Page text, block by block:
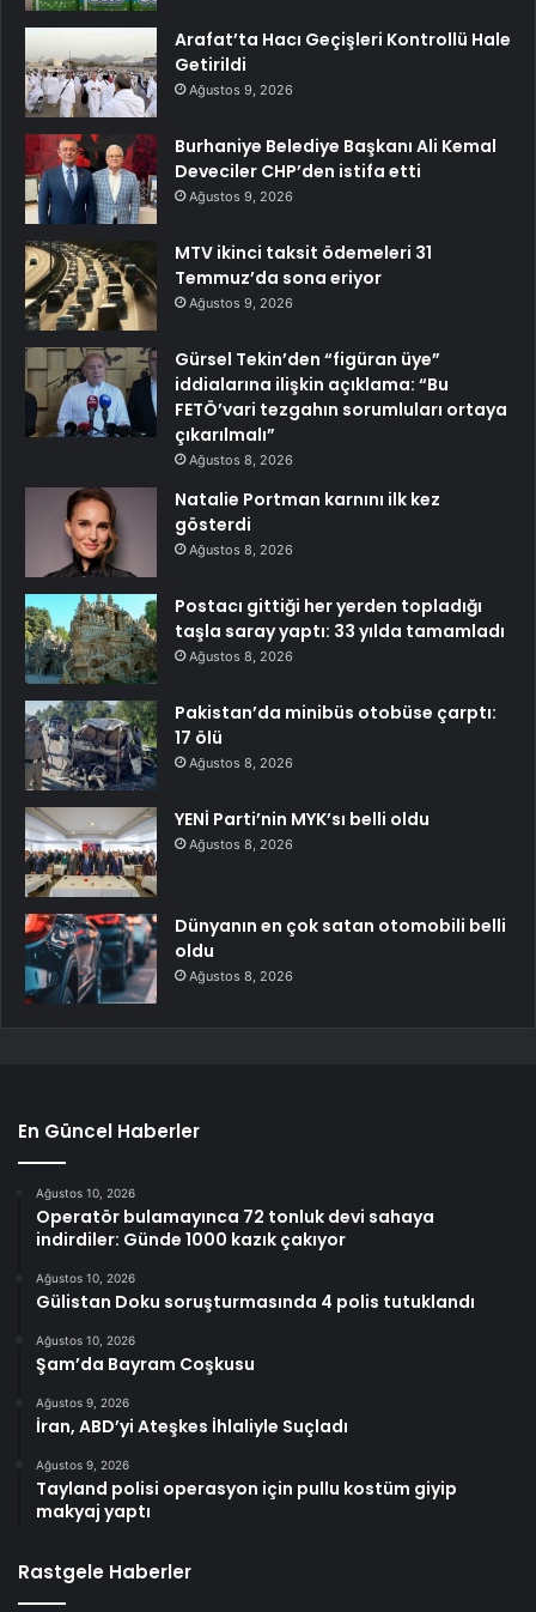
Arafat’ta Hacı Geçişleri Kontrollü Hale
Getirildi
Ağustos 9, 2026
Burhaniye Belediye Başkanı Ali Kemal
Deveciler CHP’den istifa etti
Ağustos 9, 2026
MTV ikinci taksit ödemeleri 31
Temmuz’da sona eriyor
Ağustos 9, 2026
Gürsel Tekin’den “figüran üye”
iddialarına ilişkin açıklama: “Bu
FETÖ’vari tezgahın sorumluları ortaya
çıkarılmalı”
Ağustos 8, 2026
Natalie Portman karnını ilk kez
gösterdi
Ağustos 8, 2026
Postacı gittiği her yerden topladığı
taşla saray yaptı: 33 yılda tamamladı
Ağustos 8, 2026
Pakistan’da minibüs otobüse çarptı:
17 ölü
Ağustos 8, 2026
YENİ Parti’nin MYK’sı belli oldu
Ağustos 8, 2026
Dünyanın en çok satan otomobili belli
oldu
Ağustos 8, 2026
En Güncel Haberler
Ağustos 10, 2026
Operatör bulamayınca 72 tonluk devi sahaya
indirdiler: Günde 1000 kazık çakıyor
Ağustos 10, 2026
Gülistan Doku soruşturmasında 4 polis tutuklandı
Ağustos 10, 2026
Şam’da Bayram Coşkusu
Ağustos 9, 2026
İran, ABD’yi Ateşkes İhlaliyle Suçladı
Ağustos 9, 2026
Tayland polisi operasyon için pullu kostüm giyip
makyaj yaptı
Rastgele Haberler